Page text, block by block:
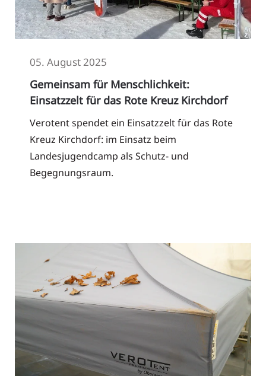
05. August 2025
Gemeinsam für Menschlichkeit:
Einsatzzelt für das Rote Kreuz Kirchdorf
Verotent spendet ein Einsatzzelt für das Rote
Kreuz Kirchdorf: im Einsatz beim
Landesjugendcamp als Schutz- und
Begegnungsraum.